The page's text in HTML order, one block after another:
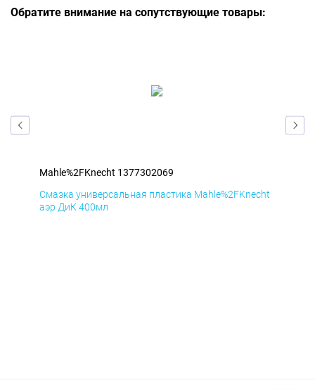
Обратите внимание на сопутствующие товары:
Mahle%2FKnecht 1377302069
Смазка универсальная пластика Mahle%2FKnecht
аэр ДиК 400мл